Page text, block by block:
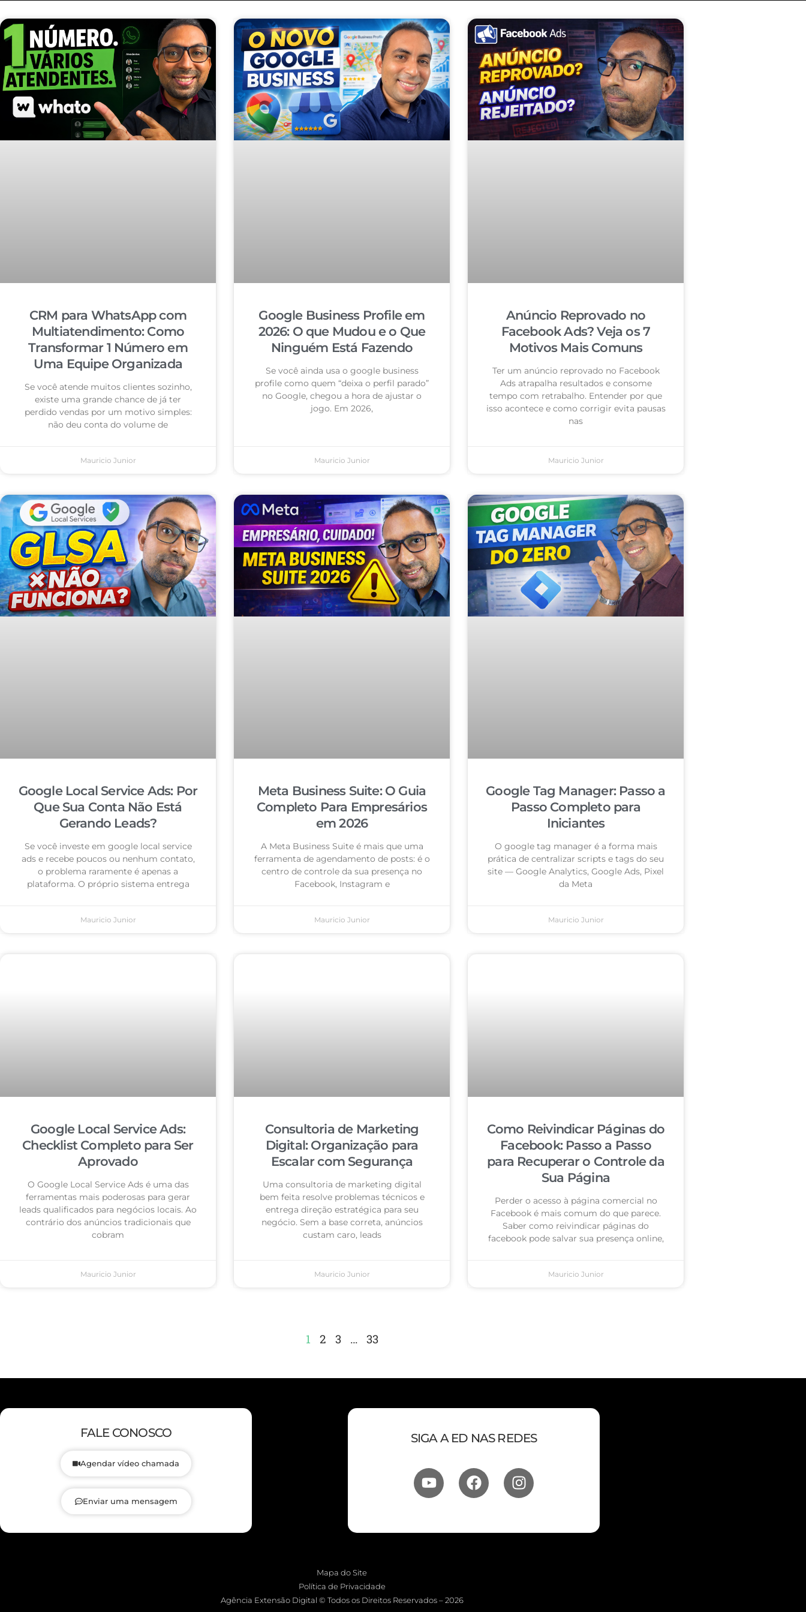
CRM para WhatsApp com
Multiatendimento: Como
Transformar 1 Número em
Uma Equipe Organizada
Se você atende muitos clientes sozinho,
existe uma grande chance de já ter
perdido vendas por um motivo simples:
não deu conta do volume de
Mauricio Junior
Google Business Profile em
2026: O que Mudou e o Que
Ninguém Está Fazendo
Se você ainda usa o google business
profile como quem “deixa o perfil parado”
no Google, chegou a hora de ajustar o
jogo. Em 2026,
Mauricio Junior
Anúncio Reprovado no
Facebook Ads? Veja os 7
Motivos Mais Comuns
Ter um anúncio reprovado no Facebook
Ads atrapalha resultados e consome
tempo com retrabalho. Entender por que
isso acontece e como corrigir evita pausas
nas
Mauricio Junior
Google Local Service Ads: Por
Que Sua Conta Não Está
Gerando Leads?
Se você investe em google local service
ads e recebe poucos ou nenhum contato,
o problema raramente é apenas a
plataforma. O próprio sistema entrega
Mauricio Junior
Meta Business Suite: O Guia
Completo Para Empresários
em 2026
A Meta Business Suite é mais que uma
ferramenta de agendamento de posts: é o
centro de controle da sua presença no
Facebook, Instagram e
Mauricio Junior
Google Tag Manager: Passo a
Passo Completo para
Iniciantes
O google tag manager é a forma mais
prática de centralizar scripts e tags do seu
site — Google Analytics, Google Ads, Pixel
da Meta
Mauricio Junior
Google Local Service Ads:
Checklist Completo para Ser
Aprovado
O Google Local Service Ads é uma das
ferramentas mais poderosas para gerar
leads qualificados para negócios locais. Ao
contrário dos anúncios tradicionais que
cobram
Mauricio Junior
Consultoria de Marketing
Digital: Organização para
Escalar com Segurança
Uma consultoria de marketing digital
bem feita resolve problemas técnicos e
entrega direção estratégica para seu
negócio. Sem a base correta, anúncios
custam caro, leads
Mauricio Junior
Como Reivindicar Páginas do
Facebook: Passo a Passo
para Recuperar o Controle da
Sua Página
Perder o acesso à página comercial no
Facebook é mais comum do que parece.
Saber como reivindicar páginas do
facebook pode salvar sua presença online,
Mauricio Junior
1 2 3 … 33
FALE CONOSCO
Agendar vídeo chamada
Enviar uma mensagem
SIGA A ED NAS REDES
Mapa do Site
Política de Privacidade
Agência Extensão Digital © Todos os Direitos Reservados – 2026